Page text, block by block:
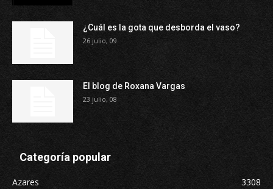
¿Cuál es la gota que desborda el vaso?
26 julio, 09
El blog de Roxana Vargas
23 julio, 08
Categoría popular
Azares
3308